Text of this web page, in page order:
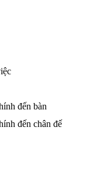
đến bàn
đến chân đế